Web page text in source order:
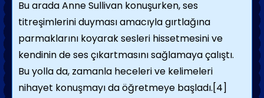
Bu arada Anne Sullivan konuşurken, ses
titreşimlerini duyması ama­cıyla gırtlağına
parmaklarını koya­rak sesleri hissetmesini ve
kendinin de ses çıkartmasını sağlamaya çalıştı.
Bu yolla da, zamanla heceleri ve kelimeleri
nihayet konuşmayı da öğretmeye başladı.[4]